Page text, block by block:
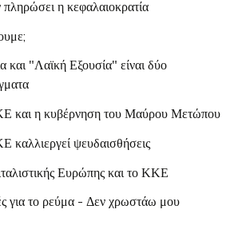
του ΝΚΑ
ΝΚΑ
η κεφαλαιοκρατία
και "Λαϊκή Εξουσία" είναι δύο
και η κυβέρνηση του Μαύρου Μετώπου
καλλιεργεί ψευδαισθήσεις
Ευρώπης και το ΚΚΕ
για το ρεύμα - Δεν χρωστάω μου